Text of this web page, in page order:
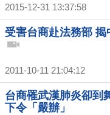
2015-12-31 13:37:58
受害台商赴法務部
2011-10-11 21:04:12
台商罹武漢肺炎卻到
下令「嚴辦」